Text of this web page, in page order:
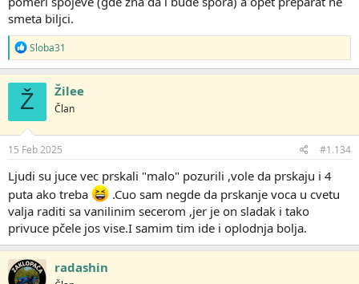
smeta biljci.
R
e
a
g
o
v
a
n
j
:
Sloba31
Ž Žilee
Član
15 Feb 2025 #1.134
Ljudi su juce vec prskali "malo" pozurili ,vole da prskaju i 4
puta ako treba
.Cuo sam negde da prskanje voca u cvetu
valja raditi sa vanilinim secerom ,jer je on sladak i tako
privuce pčele jos vise.I samim tim ide i oplodnja bolja.
radashin